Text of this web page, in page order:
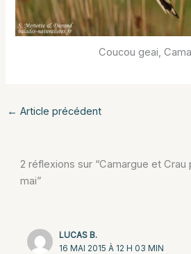
Coucou geai,
← Article précédent
2 réflexions sur “Camargue et Crau
mai”
LUCAS B.
16 MAI 2015 À 12 H 03 MIN